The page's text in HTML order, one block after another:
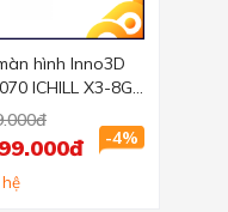
hình Inno3D
ICHILL X3-8GB
-4%